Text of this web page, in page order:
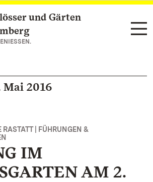
springenund Gärten
Mai 2016
RASTATT | FÜHRUNGEN &
IM
AM 2.